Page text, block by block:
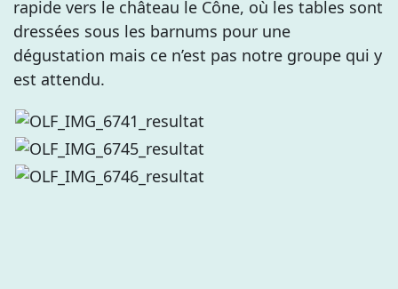
rapide vers le château le Cône, où les tables sont
dressées sous les barnums pour une
dégustation mais ce n’est pas notre groupe qui y
est attendu.